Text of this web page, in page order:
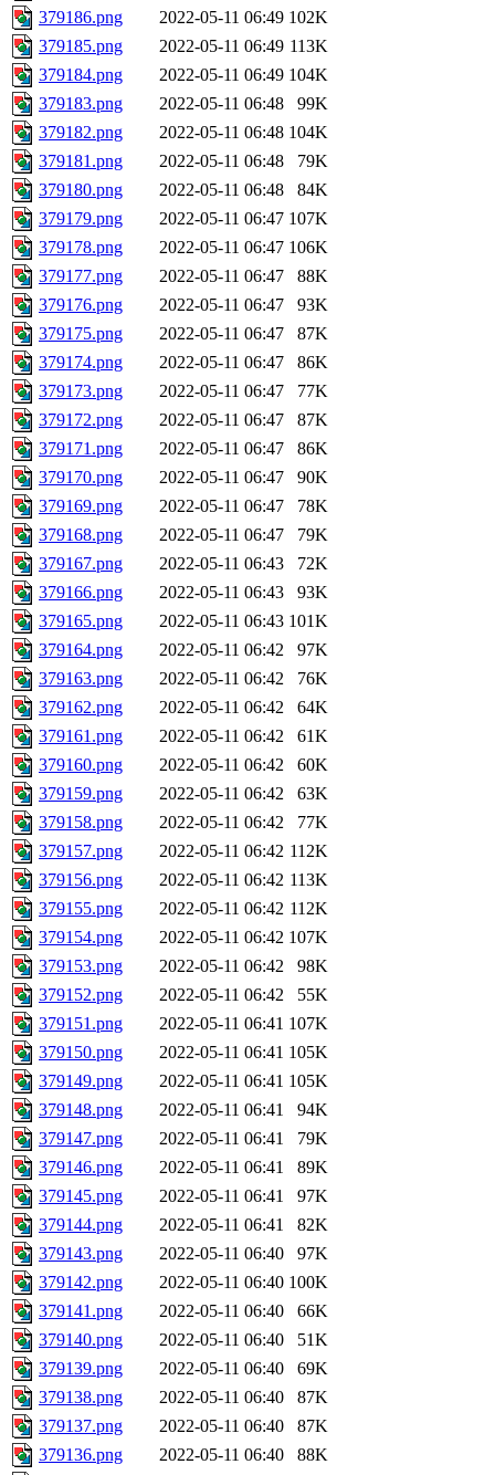
379186.png
2022-05-11 06:49 102K
379185.png
2022-05-11 06:49 113K
379184.png
2022-05-11 06:49 104K
379183.png
2022-05-11 06:48
99K
379182.png
2022-05-11 06:48 104K
379181.png
2022-05-11 06:48
79K
379180.png
2022-05-11 06:48
84K
379179.png
2022-05-11 06:47 107K
379178.png
2022-05-11 06:47 106K
379177.png
2022-05-11 06:47
88K
379176.png
2022-05-11 06:47
93K
379175.png
2022-05-11 06:47
87K
379174.png
2022-05-11 06:47
86K
379173.png
2022-05-11 06:47
77K
379172.png
2022-05-11 06:47
87K
379171.png
2022-05-11 06:47
86K
379170.png
2022-05-11 06:47
90K
379169.png
2022-05-11 06:47
78K
379168.png
2022-05-11 06:47
79K
379167.png
2022-05-11 06:43
72K
379166.png
2022-05-11 06:43
93K
379165.png
2022-05-11 06:43 101K
379164.png
2022-05-11 06:42
97K
379163.png
2022-05-11 06:42
76K
379162.png
2022-05-11 06:42
64K
379161.png
2022-05-11 06:42
61K
379160.png
2022-05-11 06:42
60K
379159.png
2022-05-11 06:42
63K
379158.png
2022-05-11 06:42
77K
379157.png
2022-05-11 06:42 112K
379156.png
2022-05-11 06:42 113K
379155.png
2022-05-11 06:42 112K
379154.png
2022-05-11 06:42 107K
379153.png
2022-05-11 06:42
98K
379152.png
2022-05-11 06:42
55K
379151.png
2022-05-11 06:41 107K
379150.png
2022-05-11 06:41 105K
379149.png
2022-05-11 06:41 105K
379148.png
2022-05-11 06:41
94K
379147.png
2022-05-11 06:41
79K
379146.png
2022-05-11 06:41
89K
379145.png
2022-05-11 06:41
97K
379144.png
2022-05-11 06:41
82K
379143.png
2022-05-11 06:40
97K
379142.png
2022-05-11 06:40 100K
379141.png
2022-05-11 06:40
66K
379140.png
2022-05-11 06:40
51K
379139.png
2022-05-11 06:40
69K
379138.png
2022-05-11 06:40
87K
379137.png
2022-05-11 06:40
87K
379136.png
2022-05-11 06:40
88K